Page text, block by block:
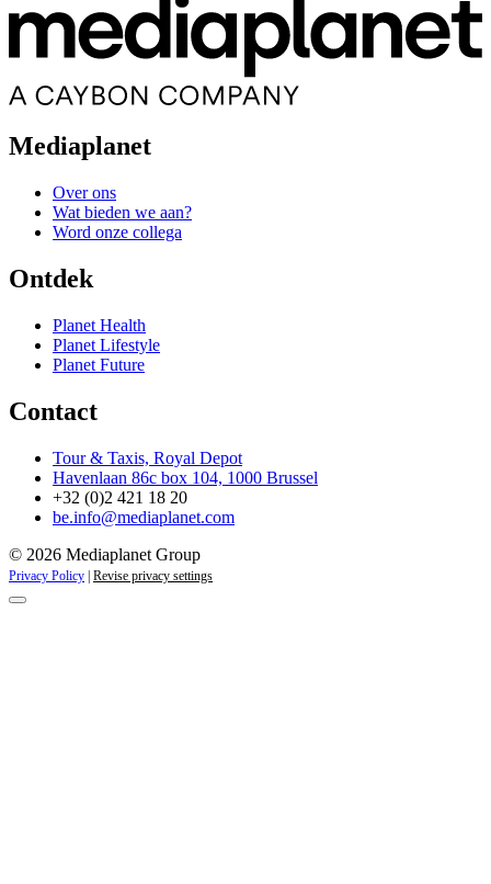
Mediaplanet
Over ons
Wat bieden we aan?
Word onze collega
Ontdek
Planet Health
Planet Lifestyle
Planet Future
Contact
Tour & Taxis, Royal Depot
Havenlaan 86c box 104, 1000 Brussel
+32 (0)2 421 18 20
be.info@mediaplanet.com
© 2026 Mediaplanet Group
Privacy Policy | Revise privacy settings